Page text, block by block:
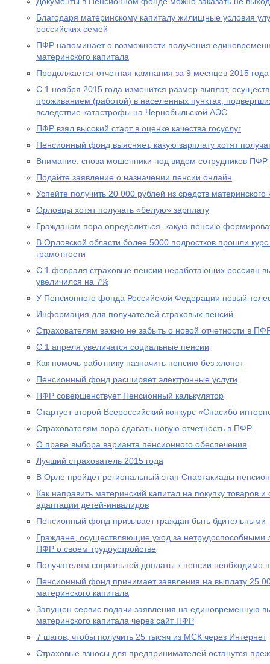
Благодаря материнскому капиталу жилищные условия
российских семей
ПФР напоминает о возможности получения
материнского капитала
Продолжается отчетная кампания за 9 месяцев 2015 года
С 1 ноября 2015 года изменится размер выплат,
проживанием (работой) в населенных пунктах,
вследствие катастрофы на Чернобыльской АЭС
ПФР взял высокий старт в оценке качества госуслуг
Пенсионный фонд выясняет, какую зарплату хотят
Внимание: снова мошенники под видом сотрудников ПФР
Подайте заявление о назначении пенсии онлайн
Успейте получить 20 000 рублей из средств материнского
Орловцы хотят получать «белую» зарплату
Гражданам пора определиться, какую пенсию
В Орловской области более 5000 подростков прошли
грамотности
С 1 февраля страховые пенсии неработающих россиян
увеличился на 7%
У Пенсионного фонда Российской Федерации новый
Информация для получателей страховых пенсий
Страхователям важно не забыть о новой отчетности в
С 1 апреля увеличатся социальные пенсии
Как помочь работнику назначить пенсию без хлопот
Пенсионный фонд расширяет электронные услуги
ПФР совершенствует Пенсионный калькулятор
Стартует второй Всероссийский конкурс «Спасибо
Страхователям пора сдавать новую отчетность в ПФР
О праве выбора варианта пенсионного обеспечения
Лучший страхователь 2015 года
В Орле пройдет региональный этап Спартакиады
Как направить материнский капитал на покупку товаров
адаптации детей-инвалидов
Пенсионный фонд призывает граждан быть бдительными
Граждане, осуществляющие уход за
ПФР о своем трудоустройстве
Получателям социальной доплаты к пенсии необходимо
Пенсионный фонд принимает заявления на выплату 25
материнского капитала
Запущен сервис подачи заявления на единовременную
материнского капитала через сайт ПФР
7 шагов, чтобы получить 25 тысяч из МСК через Интернет
Страховые взносы для предпринимателей останутся